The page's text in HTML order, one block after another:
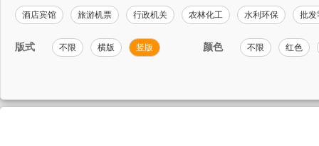
酒店宾馆 旅游机票 行政机关 农林化工 水利环保 批发
版式 不限 横版 竖版 颜色 不限 红色